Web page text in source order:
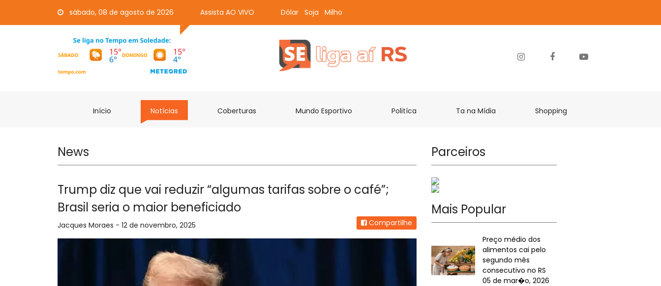
sábado, 08 de agosto de 2026 Assista AO VIVO Dólar Soja Milho
Início Notícias Coberturas Mundo Esportivo Politíca Ta na Mídia Shopping
News
Trump diz que vai reduzir “algumas tarifas sobre o café”;
Brasil seria o maior beneficiado
Jacques Moraes - 12 de novembro, 2025 Compartilhe
Parceiros
Mais Popular
Preço médio dos
alimentos cai pelo
segundo mês
consecutivo no RS
05 de mar�o, 2026